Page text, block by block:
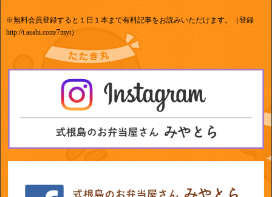
※無料会員登録すると１日１本まで有料記事をお読みいただけます。（登録
http://t.asahi.com/7myt）